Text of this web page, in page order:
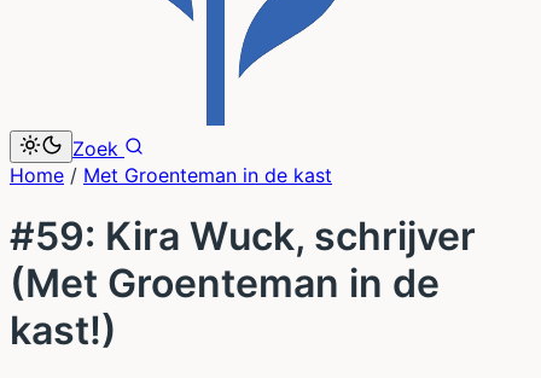
Zoek
Home / Met Groenteman in de kast
#59: Kira Wuck, schrijver
(Met Groenteman in de
kast!)